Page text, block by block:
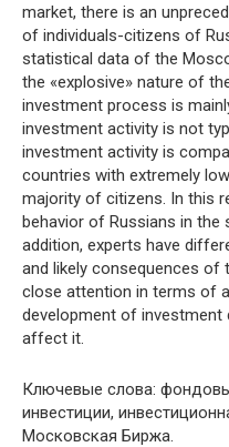
market, there is an
of individuals-citizens of
statistical data of the
the «explosive» nature of
investment process is
investment activity is not
investment activity is
countries with extremely
majority of citizens. In this
behavior of Russians in the
addition, experts have
and likely consequences of
close attention in terms of
development of
affect it.
Ключевые слова:
инвестиции,
Московская Биржа.